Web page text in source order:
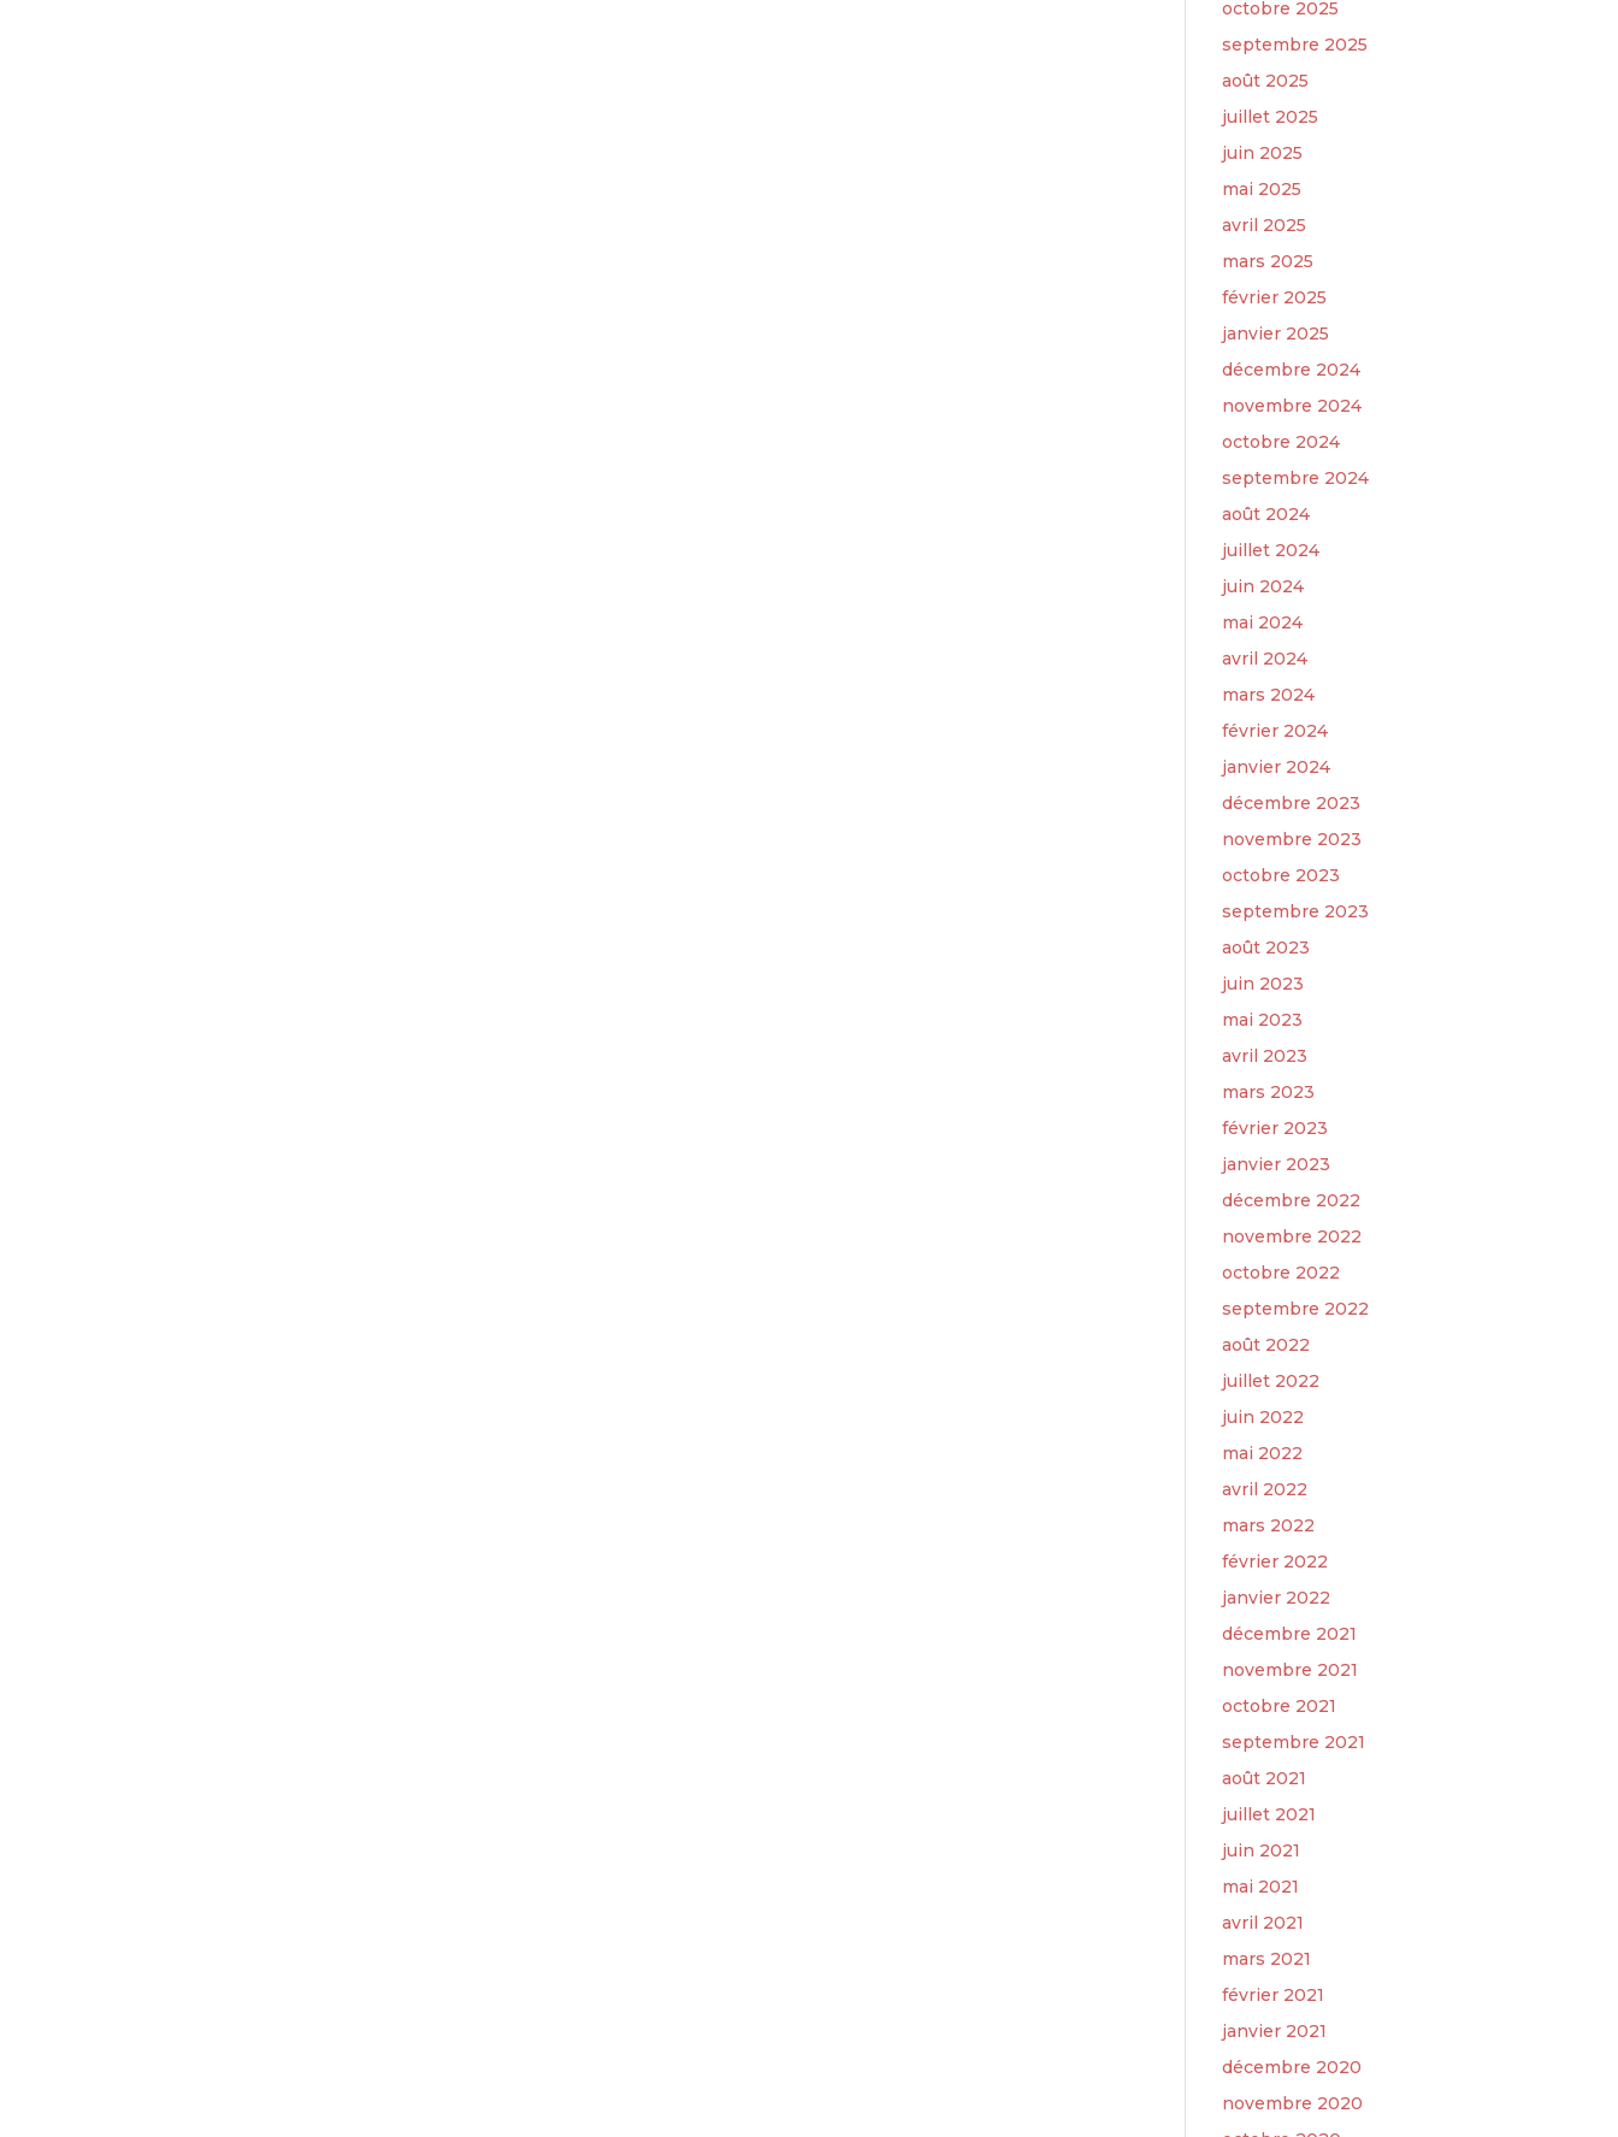
octobre 2025
septembre 2025
août 2025
juillet 2025
juin 2025
mai 2025
avril 2025
mars 2025
février 2025
janvier 2025
décembre 2024
novembre 2024
octobre 2024
septembre 2024
août 2024
juillet 2024
juin 2024
mai 2024
avril 2024
mars 2024
février 2024
janvier 2024
décembre 2023
novembre 2023
octobre 2023
septembre 2023
août 2023
juin 2023
mai 2023
avril 2023
mars 2023
février 2023
janvier 2023
décembre 2022
novembre 2022
octobre 2022
septembre 2022
août 2022
juillet 2022
juin 2022
mai 2022
avril 2022
mars 2022
février 2022
janvier 2022
décembre 2021
novembre 2021
octobre 2021
septembre 2021
août 2021
juillet 2021
juin 2021
mai 2021
avril 2021
mars 2021
février 2021
janvier 2021
décembre 2020
novembre 2020